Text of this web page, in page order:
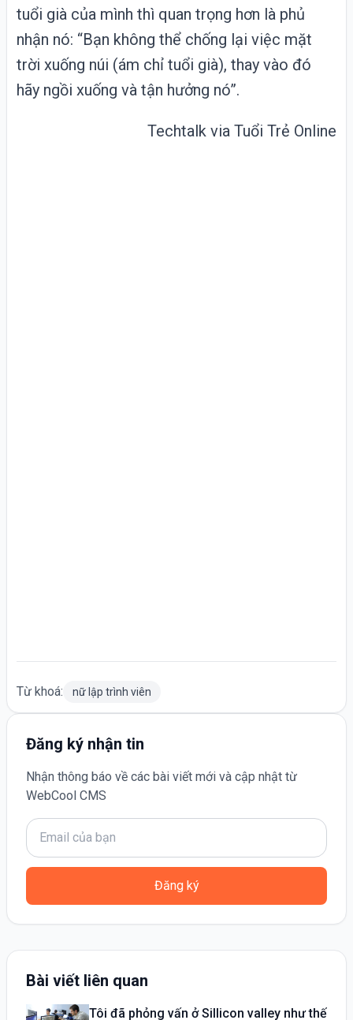
tuổi già của mình thì quan trọng hơn là phủ
nhận nó: “Bạn không thể chống lại việc mặt
trời xuống núi (ám chỉ tuổi già), thay vào đó
hãy ngồi xuống và tận hưởng nó”.
Techtalk via Tuổi Trẻ Online
Từ khoá: nữ lập trình viên
Đăng ký nhận tin
Nhận thông báo về các bài viết mới và cập nhật từ
WebCool CMS
Đăng ký
Bài viết liên quan
Tôi đã phỏng vấn ở Sillicon valley như thế